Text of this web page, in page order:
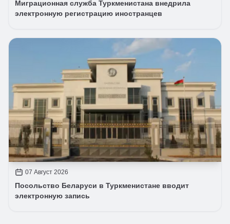
Миграционная служба Туркменистана внедрила
электронную регистрацию иностранцев
07 Август 2026
Посольство Беларуси в Туркменистане вводит
электронную запись